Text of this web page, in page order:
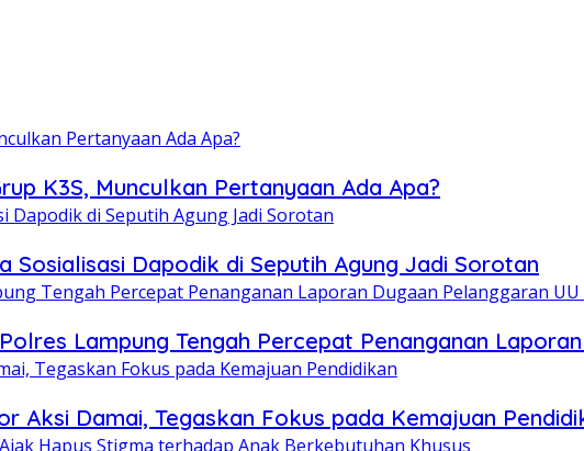
K3S, Munculkan Pertanyaan Ada Apa?
Sosialisasi Dapodik di Seputih Agung Jadi Sorotan
Lampung Tengah Percepat Penanganan
Aksi Damai, Tegaskan Fokus pada Kemajuan